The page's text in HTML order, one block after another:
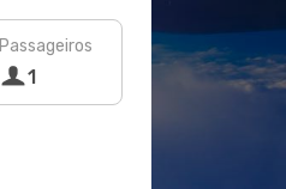
Passageiros
1